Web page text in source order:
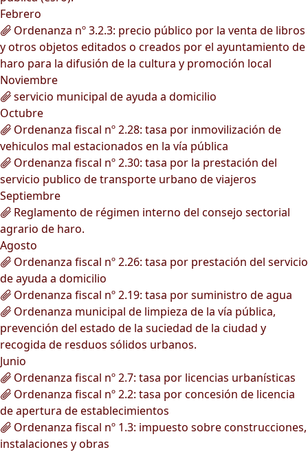
Febrero
Ordenanza nº 3.2.3: precio público por la venta de libros
y otros objetos editados o creados por el ayuntamiento de
haro para la difusión de la cultura y promoción local
Noviembre
servicio municipal de ayuda a domicilio
Octubre
Ordenanza fiscal nº 2.28: tasa por inmovilización de
vehiculos mal estacionados en la vía pública
Ordenanza fiscal nº 2.30: tasa por la prestación del
servicio publico de transporte urbano de viajeros
Septiembre
Reglamento de régimen interno del consejo sectorial
agrario de haro.
Agosto
Ordenanza fiscal nº 2.26: tasa por prestación del servicio
de ayuda a domicilio
Ordenanza fiscal nº 2.19: tasa por suministro de agua
Ordenanza municipal de limpieza de la vía pública,
prevención del estado de la suciedad de la ciudad y
recogida de resduos sólidos urbanos.
Junio
Ordenanza fiscal nº 2.7: tasa por licencias urbanísticas
Ordenanza fiscal nº 2.2: tasa por concesión de licencia
de apertura de establecimientos
Ordenanza fiscal nº 1.3: impuesto sobre construcciones,
instalaciones y obras